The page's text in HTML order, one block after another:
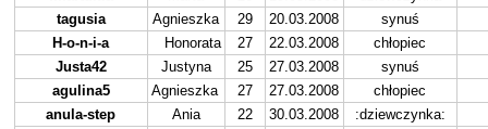
tagusia
Agnieszka 29 20.03.2008
synuś
H-o-n-i-a
Honorata 27 22.03.2008
chłopiec
Justa42
Justyna 25 27.03.2008
synuś
agulina5
Agnieszka 27 27.03.2008
chłopiec
anula-step
Ania 22 30.03.2008
:dziewczynka: